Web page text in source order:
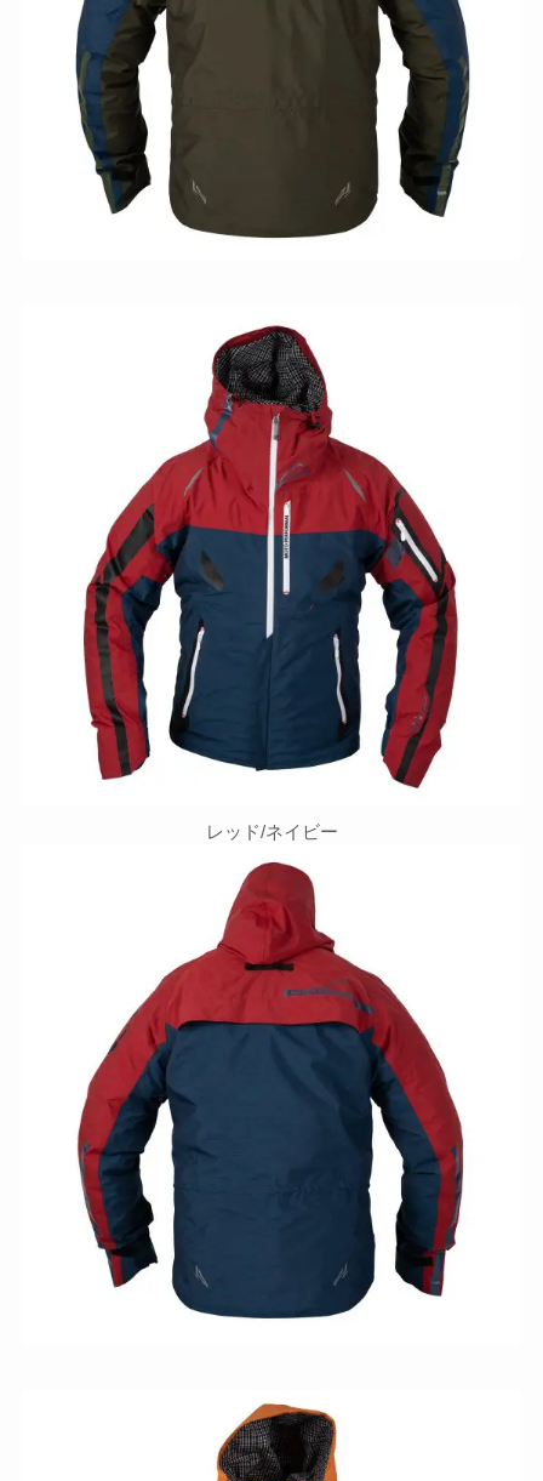
レッド/ネイビー